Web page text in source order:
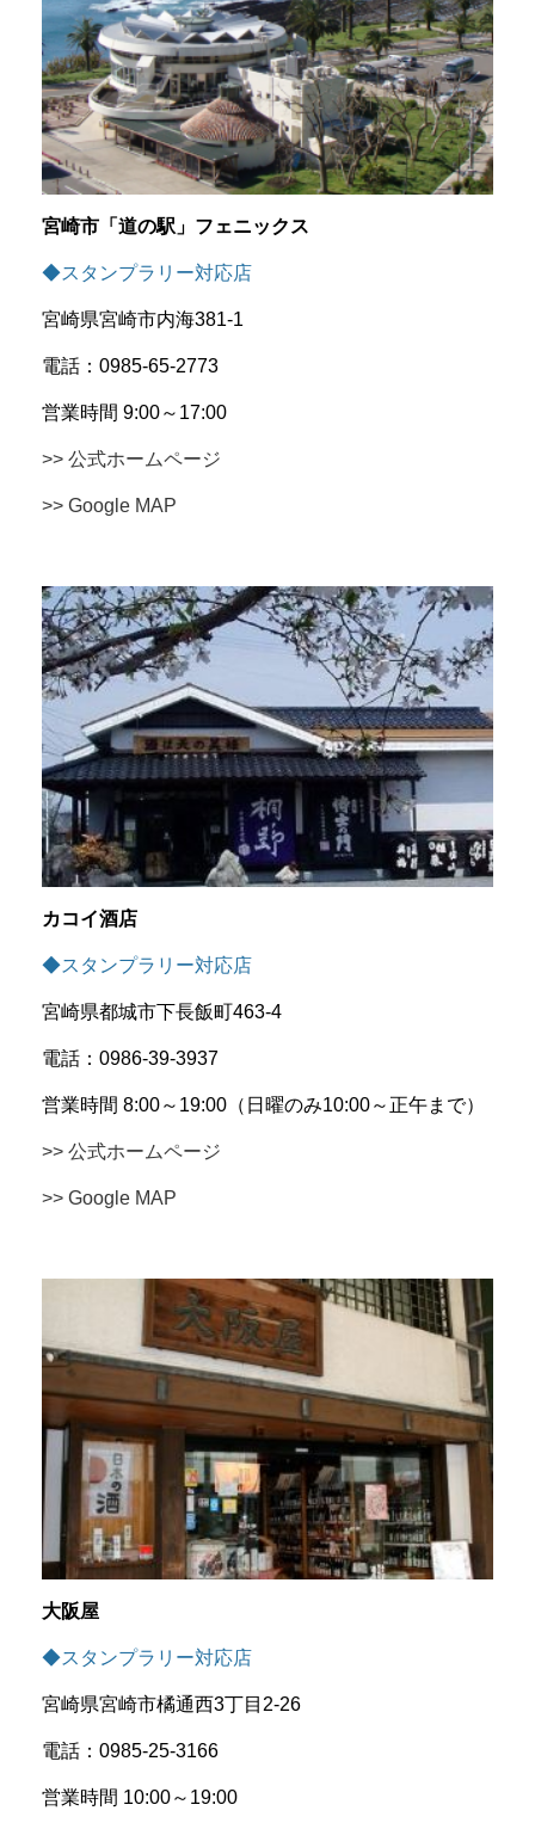
宮崎市「道の駅」フェニックス
◆スタンプラリー対応店
宮崎県宮崎市内海381-1
電話：0985-65-2773
営業時間 9:00～17:00
>> 公式ホームページ
>> Google MAP
カコイ酒店
◆スタンプラリー対応店
宮崎県都城市下長飯町463-4
電話：0986-39-3937
営業時間 8:00～19:00（日曜のみ10:00～正午まで）
>> 公式ホームページ
>> Google MAP
大阪屋
◆スタンプラリー対応店
宮崎県宮崎市橘通西3丁目2-26
電話：0985-25-3166
営業時間 10:00～19:00